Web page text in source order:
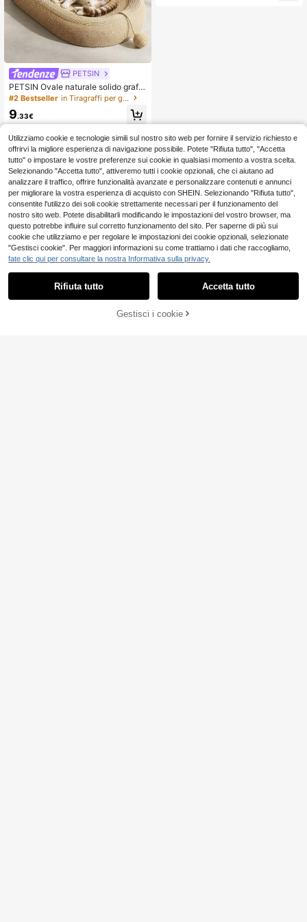
PETSIN
PETSIN Ovale naturale solido graffi
atoio/letto per gatti, resistente all'us
ura, senza perdita di peli, graffiatoio
durevole, corda per graffiatoio solid
a naturale integrata, graffiatoio di gr
andi dimensioni, forniture per gatti
#2 Bestseller in Tiragraffi per gatti
9.33€
AGGIUNGI AL CARRELLO
Utilizziamo cookie e tecnologie simili sul nostro sito web per fornire il servizio richiesto e
offrirvi la migliore esperienza di navigazione possibile. Potete "Rifiuta tutto", "Accetta
tutto" o impostare le vostre preferenze sui cookie in qualsiasi momento a vostra scelta.
Selezionando "Accetta tutto", attiveremo tutti i cookie opzionali, che ci aiutano ad
analizzare il traffico, offrire funzionalità avanzate e personalizzare contenuti e annunci
per migliorare la vostra esperienza di acquisto con SHEIN. Selezionando "Rifiuta tutto",
consentite l'utilizzo dei soli cookie strettamente necessari per il funzionamento del
nostro sito web. Potete disabilitarli modificando le impostazioni del vostro browser, ma
questo potrebbe influire sul corretto funzionamento del sito. Per saperne di più sui
cookie che utilizziamo e per regolare le impostazioni dei cookie opzionali, selezionate
"Gestisci cookie". Per maggiori informazioni su come trattiamo i dati che raccogliamo,
fate clic qui per consultare la nostra Informativa sulla privacy.
Rifiuta tutto Accetta tutto
Gestisci i cookie